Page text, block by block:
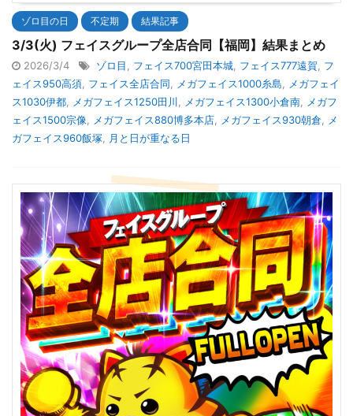
ゾロ目の日 不定期 結果記事
3/3(火) フェイスグループ全店合同【福岡】結果まとめ
2026/3/4 ゾロ目 フェイス700宮田本城 フェイス777遠賀
フ
ェイス950高須 フェイス全店合同 メガフェイス1000糸島
メガフェイ
ス1030伊都
メガフェイス1250田川 メガフェイス1300小倉南
メガフ
ェイス1500宗像
メガフェイス880博多本店 メガフェイス930朝倉
メ
ガフェイス960飯塚
月と日が重なる日